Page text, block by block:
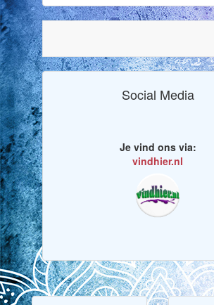
Social Media
Je vind ons via:
vindhier.nl